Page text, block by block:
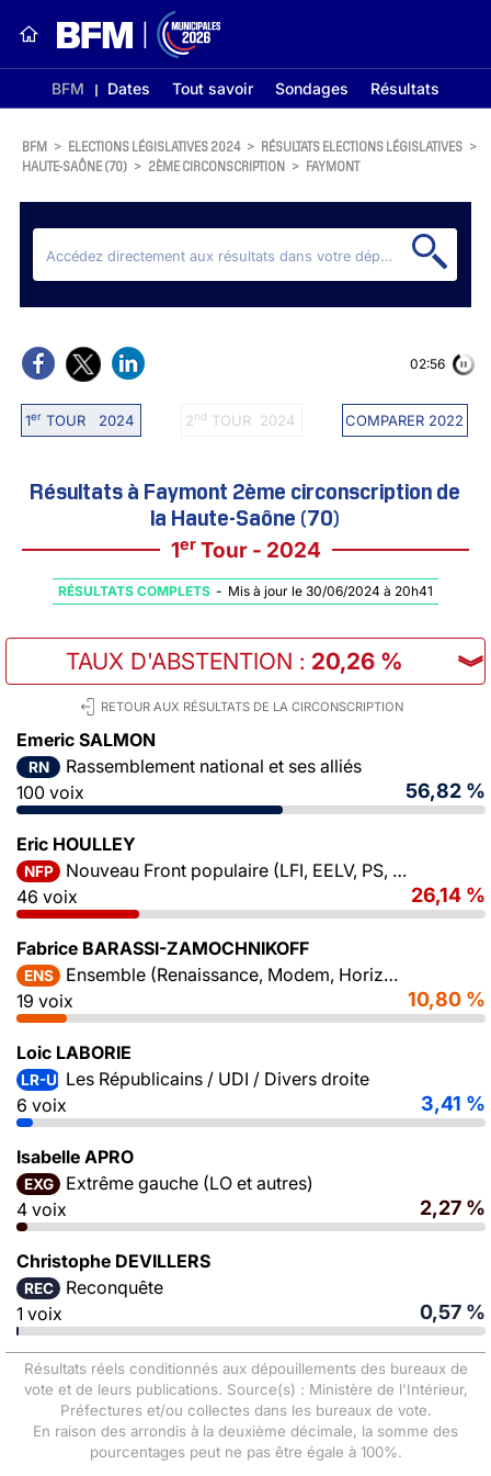
BFM Dates Tout savoir Sondages Résultats
BFM > ELECTIONS LÉGISLATIVES 2024 > RÉSULTATS ELECTIONS LÉGISLATIVES >
HAUTE-SAÔNE (70) > 2ÈME CIRCONSCRIPTION > FAYMONT
1erTOUR 2024 2nd TOUR 2024 COMPARER 2022
02:56
Résultats à Faymont 2ème circonscription de
la Haute-Saône (70)
1erTour - 2024
RÉSULTATS COMPLETS - Mis à jour le 30/06/2024 à 20h41
TAUX D'ABSTENTION : 20,26 % ︾
RETOUR AUX RÉSULTATS DE LA CIRCONSCRIPTION
Emeric SALMON
RN
Rassemblement national et ses alliés
100 voix
56,82 %
Eric HOULLEY
NFP
Nouveau Front populaire (LFI, EELV, PS, PCF)
46 voix
26,14 %
Fabrice BARASSI-ZAMOCHNIKOFF
ENS
Ensemble (Renaissance, Modem, Horizons)
19 voix
10,80 %
Loic LABORIE
LR-UDI-DVDLes Républicains / UDI / Divers droite
6 voix
3,41 %
Isabelle APRO
EXG
Extrême gauche (LO et autres)
4 voix
2,27 %
Christophe DEVILLERS
REC
Reconquête
1 voix
0,57 %
Résultats réels conditionnés aux dépouillements des bureaux de
vote et de leurs publications. Source(s) : Ministère de l'Intérieur,
Préfectures et/ou collectes dans les bureaux de vote.
En raison des arrondis à la deuxième décimale, la somme des
pourcentages peut ne pas être égale à 100%.